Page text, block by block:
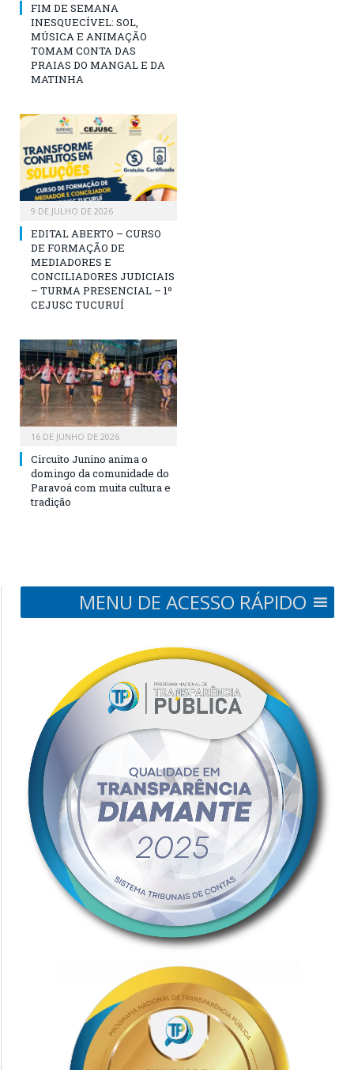
FIM DE SEMANA
INESQUECÍVEL: SOL,
MÚSICA E ANIMAÇÃO
TOMAM CONTA DAS
PRAIAS DO MANGAL E DA
MATINHA
9 DE JULHO DE 2026
EDITAL ABERTO – CURSO
DE FORMAÇÃO DE
MEDIADORES E
CONCILIADORES JUDICIAIS
– TURMA PRESENCIAL – 1º
CEJUSC TUCURUÍ
16 DE JUNHO DE 2026
Circuito Junino anima o
domingo da comunidade do
Paravoá com muita cultura e
tradição
MENU DE ACESSO RÁPIDO